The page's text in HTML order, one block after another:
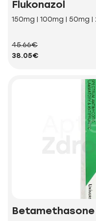
Flukonazol
150mg | 100mg | 50mg
45.66€
38.05€